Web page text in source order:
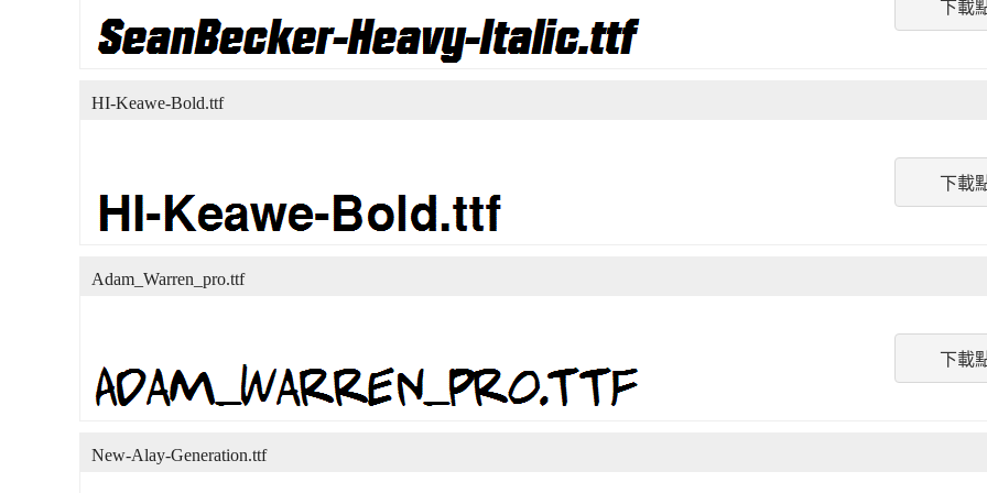
下載
下載
HI-Keawe-Bold.ttf
下載
Adam_Warren_pro.ttf
New-Alay-Generation.ttf